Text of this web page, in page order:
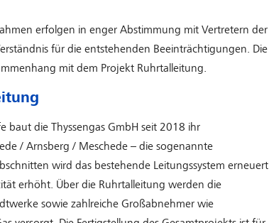
erfolgen in enger Abstimmung mit Vertretern der
für die entstehenden Beeinträchtigungen. Die
mit dem Projekt Ruhrtalleitung.
baut die Thyssengas GmbH seit 2018 ihr
/ Arnsberg / Meschede – die sogenannte
wird das bestehende Leitungssystem erneuert
erhöht. Über die Ruhrtalleitung werden die
sowie zahlreiche Großabnehmer wie